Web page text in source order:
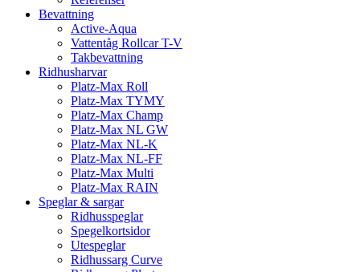
Bevattning
Active-Aqua
Vattentåg Rollcar T-V
Takbevattning
Ridhusharvar
Platz-Max Roll
Platz-Max TYMY
Platz-Max Champ
Platz-Max NL GW
Platz-Max NL-K
Platz-Max NL-FF
Platz-Max Multi
Platz-Max RAIN
Speglar & sargar
Ridhusspeglar
Spegelkortsidor
Utespeglar
Ridhussarg Curve